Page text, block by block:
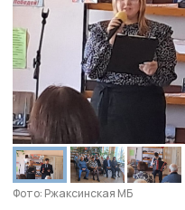
Фото: Ржаксинская МБ